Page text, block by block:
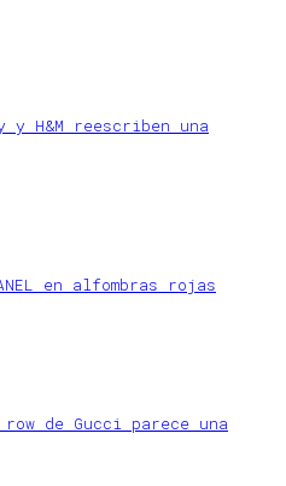
y H&M reescriben una
en alfombras rojas
de Gucci parece una